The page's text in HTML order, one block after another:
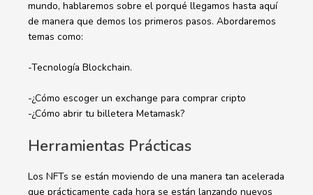
mundo, hablaremos sobre el porqué llegamos hasta aquí
de manera que demos los primeros pasos. Abordaremos
temas como:
-Tecnología Blockchain.
-¿Cómo escoger un exchange para comprar cripto
-¿Cómo abrir tu billetera Metamask?
Herramientas Prácticas
Los NFTs se están moviendo de una manera tan acelerada
que prácticamente cada hora se están lanzando nuevos